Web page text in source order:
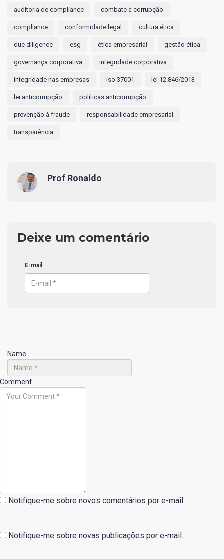
auditoria de compliance combate à corrupção
compliance conformidade legal cultura ética
due diligence esg ética empresarial gestão ética
governança corporativa integridade corporativa
integridade nas empresas iso 37001 lei 12.846/2013
lei anticorrupção políticas anticorrupção
prevenção à fraude responsabilidade empresarial
transparência
Prof Ronaldo
Deixe um comentário
E-mail
Name
Comment
Notifique-me sobre novos comentários por e-mail.
Notifique-me sobre novas publicações por e-mail.